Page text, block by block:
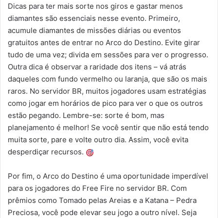
Dicas para ter mais sorte nos giros e gastar menos
diamantes são essenciais nesse evento. Primeiro,
acumule diamantes de missões diárias ou eventos
gratuitos antes de entrar no Arco do Destino. Evite girar
tudo de uma vez; divida em sessões para ver o progresso.
Outra dica é observar a raridade dos itens – vá atrás
daqueles com fundo vermelho ou laranja, que são os mais
raros. No servidor BR, muitos jogadores usam estratégias
como jogar em horários de pico para ver o que os outros
estão pegando. Lembre-se: sorte é bom, mas
planejamento é melhor! Se você sentir que não está tendo
muita sorte, pare e volte outro dia. Assim, você evita
desperdiçar recursos.
Por fim, o Arco do Destino é uma oportunidade imperdível
para os jogadores do Free Fire no servidor BR. Com
prêmios como Tomado pelas Areias e a Katana – Pedra
Preciosa, você pode elevar seu jogo a outro nível. Seja